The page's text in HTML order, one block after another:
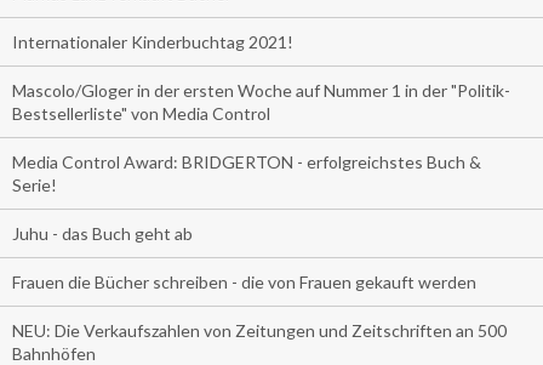
Internationaler Kinderbuchtag 2021!
Mascolo/Gloger in der ersten Woche auf Nummer 1 in der "Politik-
Bestsellerliste" von Media Control
Media Control Award: BRIDGERTON - erfolgreichstes Buch &
Serie!
Juhu - das Buch geht ab
Frauen die Bücher schreiben - die von Frauen gekauft werden
NEU: Die Verkaufszahlen von Zeitungen und Zeitschriften an 500
Bahnhöfen